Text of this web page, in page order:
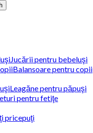
Jucării pentru bebeluşi
Balansoare pentru copii
Leagăne pentru păpuşi
pentru fetiţe
pricepuţi